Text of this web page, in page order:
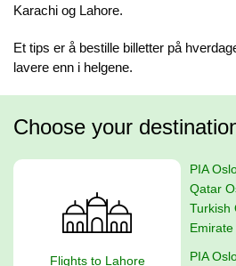
Karachi og Lahore.
Et tips er å bestille billetter på
lavere enn i helgene.
Choose your
Flights to Lahore
PIA
Qatar
Turkish
PIA